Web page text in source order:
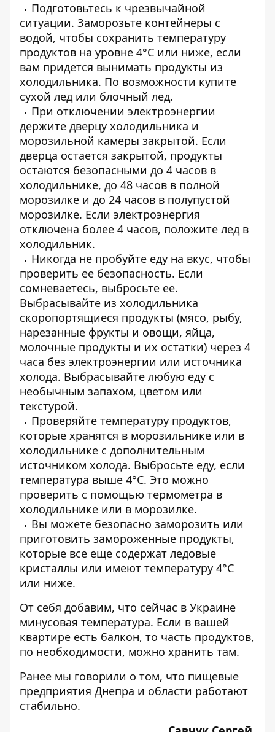
Подготовьтесь к чрезвычайной
ситуации. Заморозьте контейнеры с
водой, чтобы сохранить температуру
продуктов на уровне 4°С или ниже, если
вам придется вынимать продукты из
холодильника. По возможности купите
сухой лед или блочный лед.
При отключении электроэнергии
держите дверцу холодильника и
морозильной камеры закрытой. Если
дверца остается закрытой, продукты
остаются безопасными до 4 часов в
холодильнике, до 48 часов в полной
морозилке и до 24 часов в полупустой
морозилке. Если электроэнергия
отключена более 4 часов, положите лед в
холодильник.
Никогда не пробуйте еду на вкус, чтобы
проверить ее безопасность. Если
сомневаетесь, выбросьте ее.
Выбрасывайте из холодильника
скоропортящиеся продукты (мясо, рыбу,
нарезанные фрукты и овощи, яйца,
молочные продукты и их остатки) через 4
часа без электроэнергии или источника
холода. Выбрасывайте любую еду с
необычным запахом, цветом или
текстурой.
Проверяйте температуру продуктов,
которые хранятся в морозильнике или в
холодильнике с дополнительным
источником холода. Выбросьте еду, если
температура выше 4°С. Это можно
проверить с помощью термометра в
холодильнике или в морозилке.
Вы можете безопасно заморозить или
приготовить замороженные продукты,
которые все еще содержат ледовые
кристаллы или имеют температуру 4°С
или ниже.
От себя добавим, что сейчас в Украине
минусовая температура. Если в вашей
квартире есть балкон, то часть продуктов,
по необходимости, можно хранить там.
Ранее мы говорили о том, что пищевые
предприятия Днепра и области работают
стабильно.